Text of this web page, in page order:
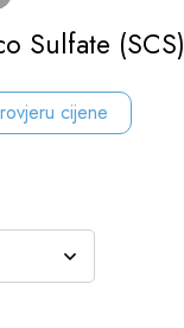
Sulfate (SCS)
cijene